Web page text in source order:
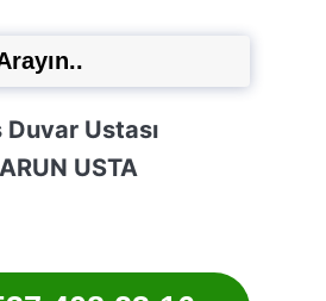
Duvar Ustası
USTA